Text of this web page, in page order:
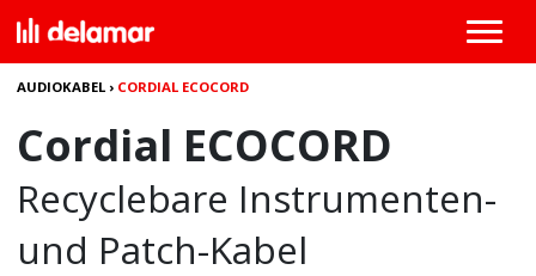
AUDIOKABEL › CORDIAL ECOCORD
Cordial ECOCORD
Recyclebare Instrumenten-
und Patch-Kabel